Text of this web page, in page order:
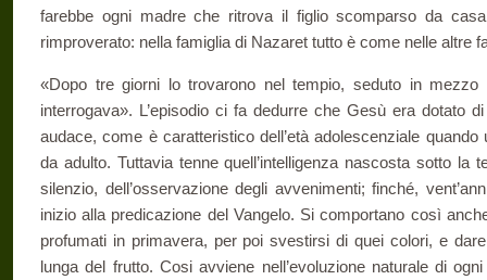
farebbe ogni madre che ritrova il figlio scomparso da
rimproverato: nella famiglia di Nazaret tutto è come nelle altre
«Dopo tre giorni lo trovarono nel tempio, seduto in
interrogava». L’episodio ci fa dedurre che Gesù era dotato
audace, come è caratteristico dell’età adolescenziale
da adulto. Tuttavia tenne quell’intelligenza nascosta sotto la
silenzio, del­l’osservazione degli avvenimenti; finché,
inizio alla predicazione del Vangelo. Si compor­tano così
profumati in primavera, per poi svestirsi di quei colori, e
lunga del frutto. Cosi avviene nell’evoluzione na­turale di